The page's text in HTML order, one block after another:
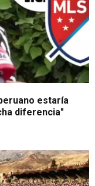
estaría
diferencia"